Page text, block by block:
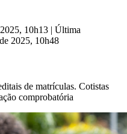
10h13 | Última
2025, 10h48
de matrículas. Cotistas
comprobatória